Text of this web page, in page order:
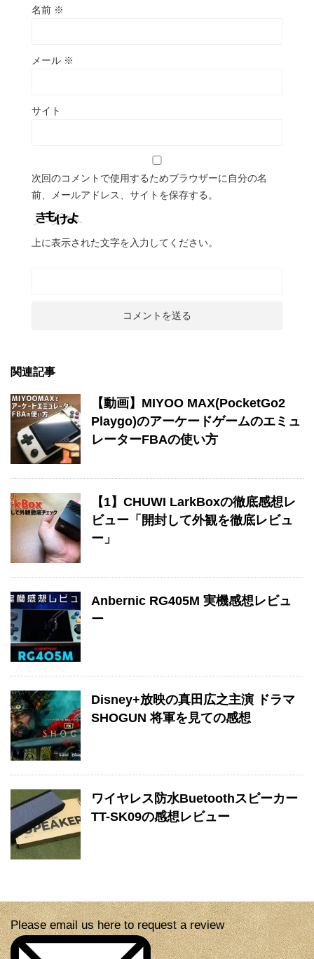
名前 ※
メール ※
サイト
次回のコメントで使用するためブラウザーに自分の名
前、メールアドレス、サイトを保存する。
上に表示された文字を入力してください。
関連記事
【動画】MIYOO MAX(PocketGo2
Playgo)のアーケードゲームのエミュ
レーターFBAの使い方
【1】CHUWI LarkBoxの徹底感想レ
ビュー「開封して外観を徹底レビュ
ー」
Anbernic RG405M 実機感想レビュ
ー
Disney+放映の真田広之主演 ドラマ
SHOGUN 将軍を見ての感想
ワイヤレス防水Buetoothスピーカー
TT-SK09の感想レビュー
Please email us here to request a review